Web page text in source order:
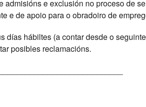
admisións e exclusión no proceso de
e de apoio para o obradoiro de
días hábiltes (a contar desde o
posibles reclamacións.